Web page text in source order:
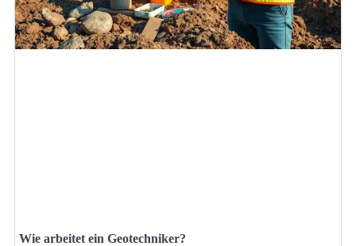
Wie arbeitet ein Geotechniker?